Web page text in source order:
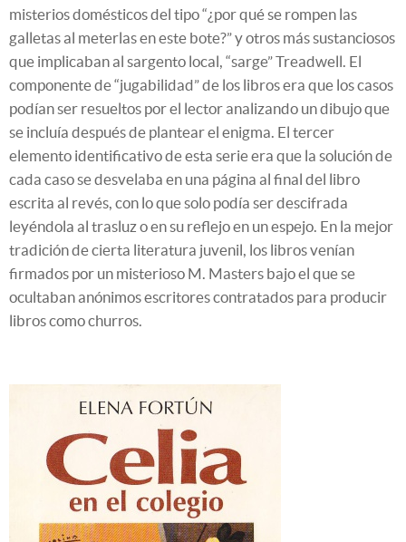
misterios domésticos del tipo “¿por qué se rompen las
galletas al meterlas en este bote?” y otros más sustanciosos
que implicaban al sargento local, “sarge” Treadwell. El
componente de “jugabilidad” de los libros era que los casos
podían ser resueltos por el lector analizando un dibujo que
se incluía después de plantear el enigma. El tercer
elemento identificativo de esta serie era que la solución de
cada caso se desvelaba en una página al final del libro
escrita al revés, con lo que solo podía ser descifrada
leyéndola al trasluz o en su reflejo en un espejo. En la mejor
tradición de cierta literatura juvenil, los libros venían
firmados por un misterioso M. Masters bajo el que se
ocultaban anónimos escritores contratados para producir
libros como churros.